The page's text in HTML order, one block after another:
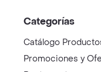
Categorías
Catálogo
Promociones y